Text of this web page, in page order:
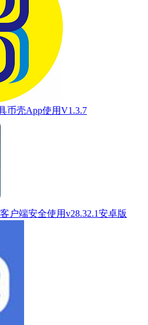
币壳App使用V1.3.7
户端安全使用v28.32.1安卓版